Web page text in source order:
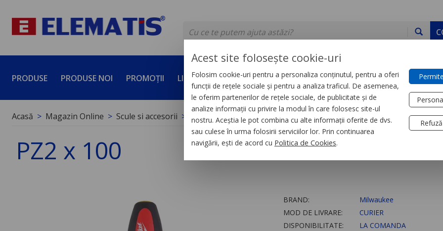
PRODUSE PRODUSE NOI PROMOȚII LICHIDĂRI DE STOC SERVICII DEVINO PARTENER CONTACT
Acasă Magazin Online Scule si accesorii Unelte de fixare
PZ2 x 100
BRAND:
Milwaukee
MOD DE LIVRARE:
CURIER
DISPONIBILITATE:
LA COMANDA
Acest site folosește cookie-uri
Folosim cookie-uri pentru a personaliza conținutul, pentru a oferi
funcții de rețele sociale și pentru a analiza traficul. De asemenea,
le oferim partenerilor de rețele sociale, de publicitate și de
analize informații cu privire la modul în care folosesc site-ul
nostru. Aceștia le pot combina cu alte informații oferite de dvs.
sau culese în urma folosirii serviciilor lor. Prin continuarea
navigării, ești de acord cu Politica de Cookies.